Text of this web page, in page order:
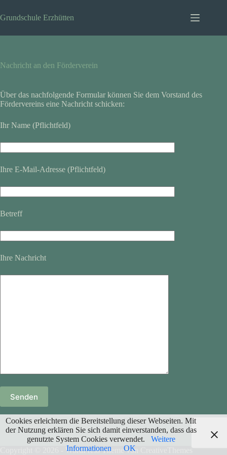
Inhalt
springen
Grundschule Erzhütten
Nachricht an den Förderverein
Über das nachfolgende Formular können Sie dem Vorstand des
Fördervereins eine Nachricht schicken:
Ihr Name (Pflichtfeld)
Ihre E-Mail-Adresse (Pflichtfeld)
Betreff
Ihre Nachricht
Copyright © 2026 - WordPress Theme von
Cookies erleichtern die Bereitstellung dieser Webseiten. Mit
der Nutzung erklären Sie sich damit einverstanden, dass das
genutzte System Cookies verwendet.
Weitere
Informationen
OK